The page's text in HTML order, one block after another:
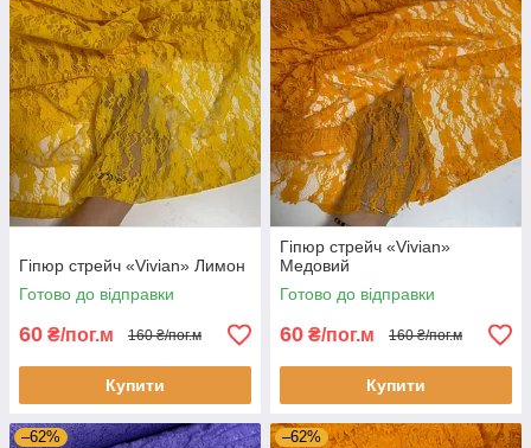
Гіпюр стрейч «Vivian» Лимон
Готово до відправки
60 ₴/пог.м 160 ₴/пог.м
Купити
Гіпюр стрейч «Vivian»
Медовий
Готово до відправки
60 ₴/пог.м 160 ₴/пог.м
Купити
–62% –62%